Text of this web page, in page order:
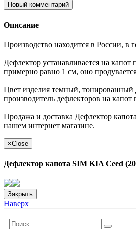
Новый комментарий
Описание
Производство находится в России, в
Дефлектор устанавливается на
примерно равно 1 см, оно
Цвет изделия темный,
производитель дефлекторов на
Продажа и доставка Дефлектор
нашем интернет магазине.
×Close
Дефлектор капота SIM KIA Ceed
Закрыть
Наверх